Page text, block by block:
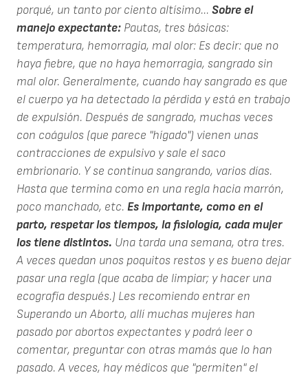
porqué, un tanto por ciento altísimo... Sobre el
manejo expectante: Pautas, tres básicas:
temperatura, hemorragia, mal olor: Es decir: que no
haya fiebre, que no haya hemorragia, sangrado sin
mal olor. Generalmente, cuando hay sangrado es que
el cuerpo ya ha detectado la pérdida y está en trabajo
de expulsión. Después de sangrado, muchas veces
con coágulos (que parece "hígado") vienen unas
contracciones de expulsivo y sale el saco
embrionario. Y se continua sangrando, varios días.
Hasta que termina como en una regla hacia marrón,
poco manchado, etc. Es importante, como en el
parto, respetar los tiempos, la fisiología, cada mujer
los tiene distintos. Una tarda una semana, otra tres.
A veces quedan unos poquitos restos y es bueno dejar
pasar una regla (que acaba de limpiar; y hacer una
ecografía después.) Les recomiendo entrar en
Superando un Aborto, allí muchas mujeres han
pasado por abortos expectantes y podrá leer o
comentar, preguntar con otras mamás que lo han
pasado. A veces, hay médicos que "permiten" el